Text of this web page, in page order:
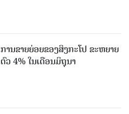
ການຂາຍຍ່ອຍຂອງສິງກະໂປ ຂະຫຍາຍ
ຕົວ 4% ໃນເດືອນມິຖຸນາ